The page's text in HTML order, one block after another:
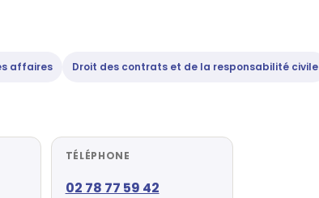
affaires Droit des contrats et de la responsabilité civile
TÉLÉPHONE
02 78 77 59 42